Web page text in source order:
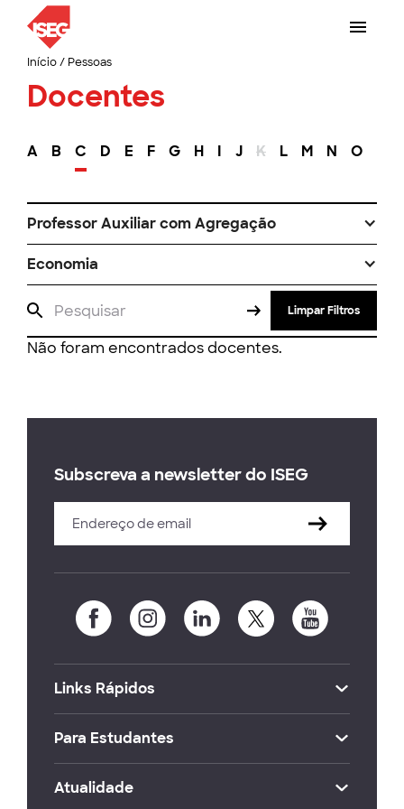
Início/ Pessoas
Docentes
A B C D E F G H I J K L M N O
Professor Auxiliar com Agregação
Economia
Limpar Filtros
Não foram encontrados docentes.
Subscreva a newsletter do ISEG
Links Rápidos
Para Estudantes
Atualidade